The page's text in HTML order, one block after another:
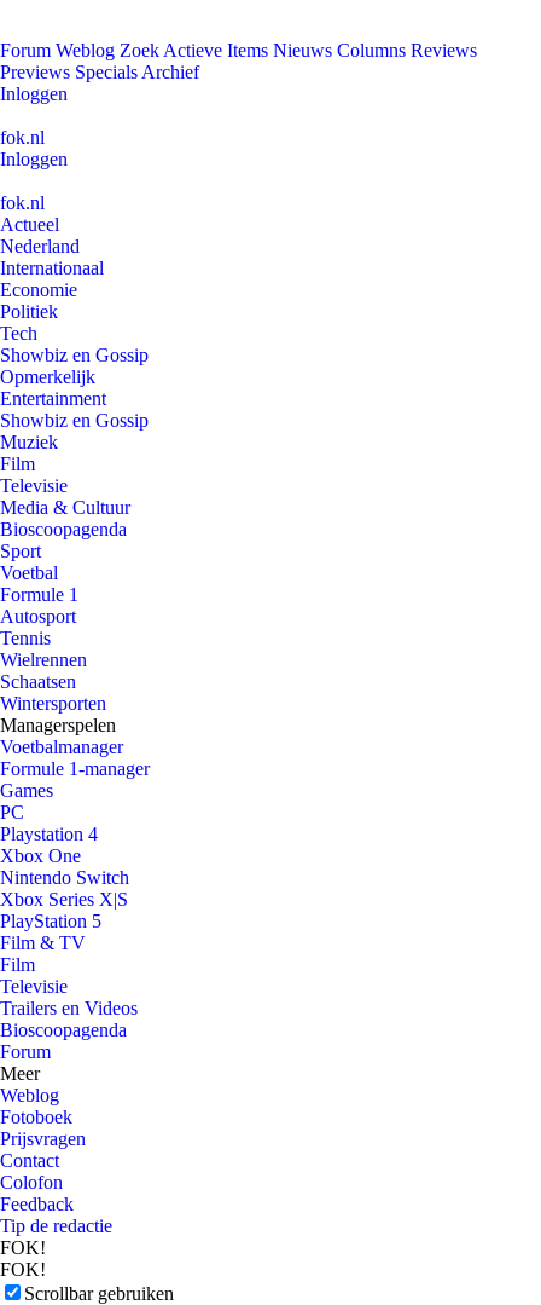
Forum Weblog Zoek Actieve Items Nieuws Columns Reviews
Previews Specials Archief
Inloggen
fok.nl
Inloggen
fok.nl
Actueel
Nederland
Internationaal
Economie
Politiek
Tech
Showbiz en Gossip
Opmerkelijk
Entertainment
Showbiz en Gossip
Muziek
Film
Televisie
Media & Cultuur
Bioscoopagenda
Sport
Voetbal
Formule 1
Autosport
Tennis
Wielrennen
Schaatsen
Wintersporten
Managerspelen
Voetbalmanager
Formule 1-manager
Games
PC
Playstation 4
Xbox One
Nintendo Switch
Xbox Series X|S
PlayStation 5
Film & TV
Film
Televisie
Trailers en Videos
Bioscoopagenda
Forum
Meer
Weblog
Fotoboek
Prijsvragen
Contact
Colofon
Feedback
Tip de redactie
FOK!
FOK!
Scrollbar gebruiken